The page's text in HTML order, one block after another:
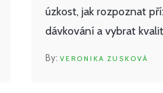
úzkost, jak rozpoznat
dávkování a vybrat
VERONIKA ZUSKOVÁ